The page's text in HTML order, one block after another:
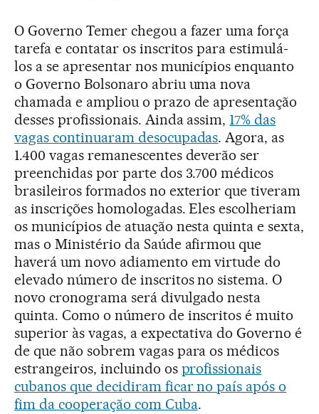
O Governo Temer chegou a fazer uma força
tarefa e contatar os inscritos para estimulá-
los a se apresentar nos municípios enquanto
o Governo Bolsonaro abriu uma nova
chamada e ampliou o prazo de apresentação
desses profissionais. Ainda assim, 17% das
vagas continuaram desocupadas. Agora, as
1.400 vagas remanescentes deverão ser
preenchidas por parte dos 3.700 médicos
brasileiros formados no exterior que tiveram
as inscrições homologadas. Eles escolheriam
os municípios de atuação nesta quinta e sexta,
mas o Ministério da Saúde afirmou que
haverá um novo adiamento em virtude do
elevado número de inscritos no sistema. O
novo cronograma será divulgado nesta
quinta. Como o número de inscritos é muito
superior às vagas, a expectativa do Governo é
de que não sobrem vagas para os médicos
estrangeiros, incluindo os profissionais
cubanos que decidiram ficar no país após o
fim da cooperação com Cuba.